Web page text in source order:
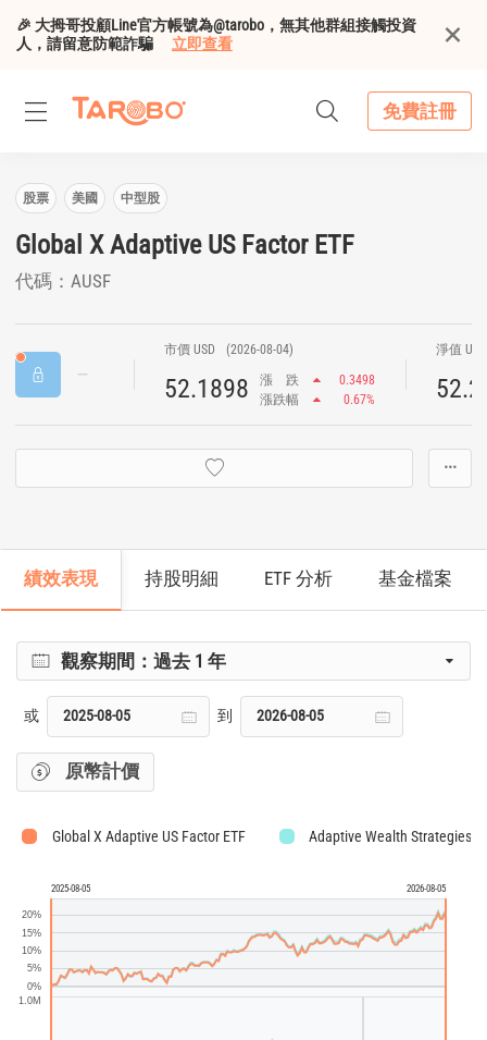
🎉 大拇哥投顧Line官方帳號為@tarobo，無其他群組接觸投資
人，請留意防範詐騙
立即查看
免費註冊
股票 美國 中型股
Global X Adaptive US Factor ETF
代碼：AUSF
市價 USD (2026-08-04)
52.1898 漲 跌
0.3498
漲跌幅
0.67%
淨值
···
績效表現 持股明細 ETF 分析 基金檔案
觀察期間：過去 1 年
或 到
原幣計價
Global X Adaptive US Factor ETF Adaptive Wealth Strategies
2025-08-05 2026-08-05
1.0M
0%
5%
10%
15%
20%